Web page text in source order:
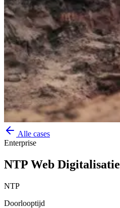
Alle cases
Enterprise
NTP Web Digitalisatie
NTP
Doorlooptijd